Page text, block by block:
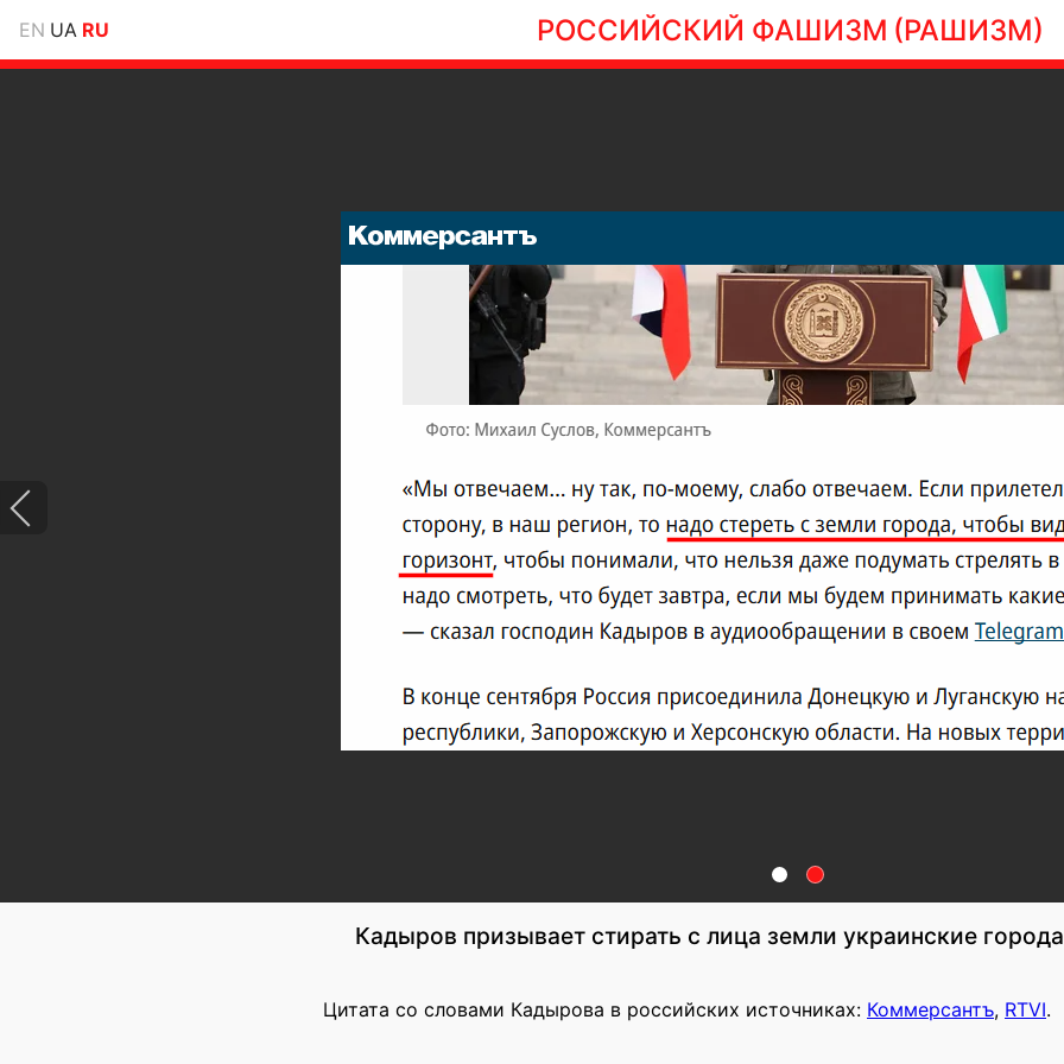
EN UA RU РОССИЙСКИЙ ФАШИЗМ (РАШИЗМ)
Кадыров призывает стирать с лица земли украинские
Цитата со словами Кадырова в российских источниках: Коммерсантъ, RTVI.